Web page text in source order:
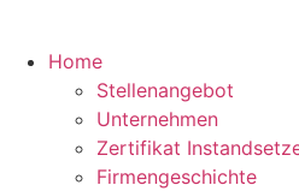
Home
Stellenangebot
Unternehmen
Zertifikat
Firmengeschichte